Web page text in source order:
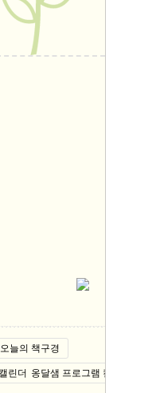
오늘의 책구경
옹달샘 프로그램 캘린